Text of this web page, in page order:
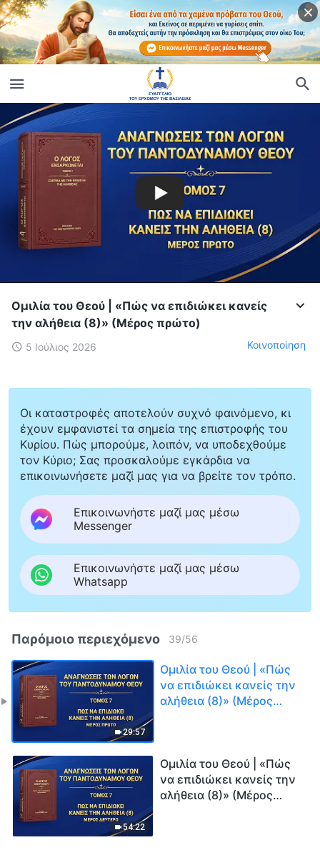
Ομιλία του Θεού | «Πώς να επιδιώκει κανείς
την αλήθεια (8)» (Μέρος πρώτο)
5 Ιούλιος 2026 Κοινοποίηση
Οι καταστροφές αποτελούν συχνό φαινόμενο, κι
έχουν εμφανιστεί τα σημεία της επιστροφής του
Κυρίου. Πώς μπορούμε, λοιπόν, να υποδεχθούμε
τον Κύριο; Σας προσκαλούμε εγκάρδια να
επικοινωνήσετε μαζί μας για να βρείτε τον τρόπο.
Επικοινωνήστε μαζί μας μέσω
Messenger
Επικοινωνήστε μαζί μας μέσω
Whatsapp
Παρόμοιο περιεχόμενο 39/56
29:57
Ομιλία του Θεού | «Πώς
να επιδιώκει κανείς την
αλήθεια (8)» (Μέρος
54:22
Ομιλία του Θεού | «Πώς
να επιδιώκει κανείς την
αλήθεια (8)» (Μέρος